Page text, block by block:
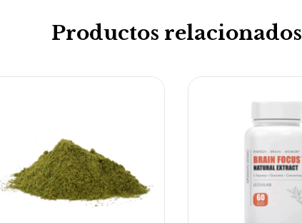
Productos relacionados